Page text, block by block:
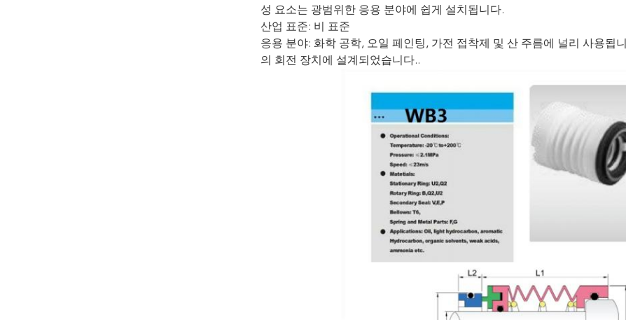
성 요소는 광범위한 응용 분야에 쉽게 설치됩니다.
산업 표준: 비 표준
응용 분야: 화학 공학, 오일 페인팅, 가전 접착제 및 산 주름에 널리 사용됩
의 회전 장치에 설계되었습니다..